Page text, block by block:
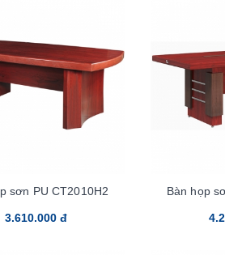
sơn PU CT2010H2
3.610.000 đ
Bàn họp